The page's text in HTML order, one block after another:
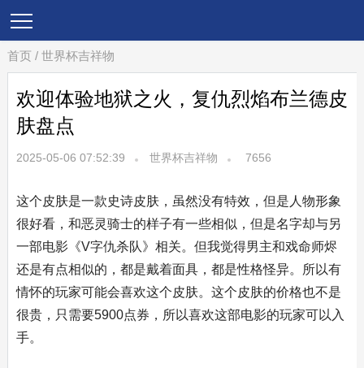
首页 / 世界杯吉祥物
欢迎体验地狱之火，复仇烈焰布兰德皮
肤盘点
2025-05-06 07:52:39 世界杯吉祥物 7656
这个皮肤是一款史诗皮肤，虽然没有特效，但是人物形象
很好看，和恶灵骑士的样子有一些相似，但是名字却与另
一部电影《V字仇杀队》相关。但我觉得男主和戏命师烬
还是有点相似的，都是戴着面具，都是性格怪异。所以有
情怀的玩家可能会喜欢这个皮肤。这个皮肤的价格也不是
很贵，只需要5900点券，所以喜欢这部电影的玩家可以入
手。